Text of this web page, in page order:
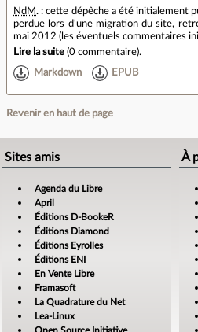
NdM . : cette dépêche a été
perdue lors d'une migration du site,
mai 2012 (les éventuels commentaires
Lire la suite (0 commentaire).
Markdown EPUB
Revenir en haut de page
Sites amis
Agenda du Libre
April
Éditions D-BookeR
Éditions Diamond
Éditions Eyrolles
Éditions ENI
En Vente Libre
Framasoft
La Quadrature du Net
Lea-Linux
À